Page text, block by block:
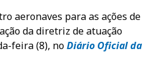
aeronaves para as ações de
da diretriz de atuação
feira (8), noDiário Oficial da